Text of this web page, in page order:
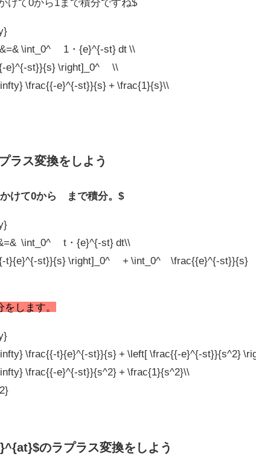
\int_0^∞ 1・{e}^{-st} dt \\
e}^{-st}}{s} \right]_0^∞ \\
\frac{{-e}^{-st}}{s} + \frac{1}{s}\\
ラス変換をしよう
けて0から∞まで積分。$
\int_0^∞ t・{e}^{-st} dt\\
t}{e}^{-st}}{s} \right]_0^∞ + \int_0^∞\frac{{e}^{-st}}{s}
をします。
\frac{{-t}{e}^{-st}}{s} + \left[ \frac{{-e}^{-st}}{s^2}
\frac{{-e}^{-st}}{s^2} + \frac{1}{s^2}\\
のラプラス変換をしよう